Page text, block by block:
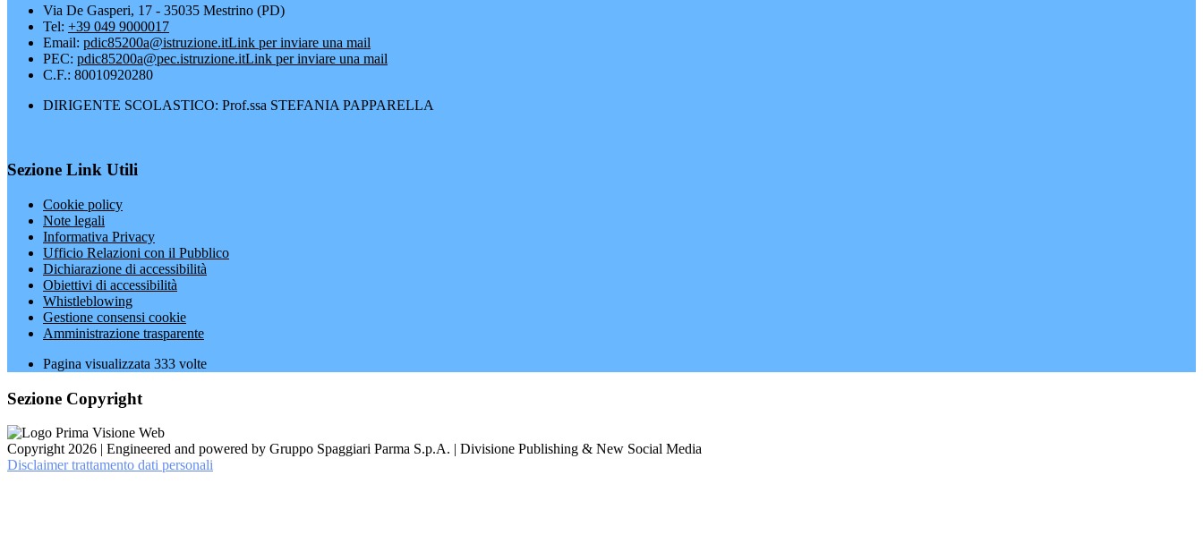
Via De Gasperi, 17 - 35035 Mestrino (PD)
Tel: +39 049 9000017
Email: pdic85200a@istruzione.itLink per inviare una mail
PEC: pdic85200a@pec.istruzione.itLink per inviare una mail
C.F.: 80010920280
DIRIGENTE SCOLASTICO: Prof.ssa STEFANIA PAPPARELLA
Sezione Link Utili
Cookie policy
Note legali
Informativa Privacy
Ufficio Relazioni con il Pubblico
Dichiarazione di accessibilità
Obiettivi di accessibilità
Whistleblowing
Gestione consensi cookie
Amministrazione trasparente
Pagina visualizzata 333 volte
Sezione Copyright
Copyright 2026 | Engineered and powered by Gruppo Spaggiari Parma S.p.A. | Divisione Publishing & New Social Media
Disclaimer trattamento dati personali